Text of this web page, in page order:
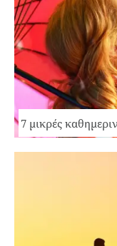
7 μικρές